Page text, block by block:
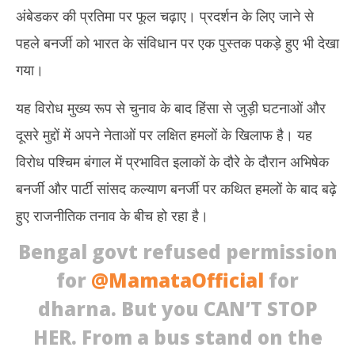
अंबेडकर की प्रतिमा पर फूल चढ़ाए। प्रदर्शन के लिए जाने से
पहले बनर्जी को भारत के संविधान पर एक पुस्तक पकड़े हुए भी देखा
गया।
यह विरोध मुख्य रूप से चुनाव के बाद हिंसा से जुड़ी घटनाओं और
दूसरे मुद्दों में अपने नेताओं पर लक्षित हमलों के खिलाफ है। यह
विरोध पश्चिम बंगाल में प्रभावित इलाकों के दौरे के दौरान अभिषेक
बनर्जी और पार्टी सांसद कल्याण बनर्जी पर कथित हमलों के बाद बढ़े
हुए राजनीतिक तनाव के बीच हो रहा है।
Bengal govt refused permission
for @MamataOfficial for
dharna. But you CAN’T STOP
HER. From a bus stand on the